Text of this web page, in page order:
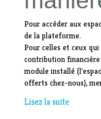
Pour accéder aux
de la plateforme.
Pour celles et ceux
contribution
module installé
offerts chez-nous),
Lisez la suite